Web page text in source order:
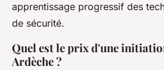
apprentissage progressif des
de sécurité.
Quel est le prix d'une
Ardèche ?